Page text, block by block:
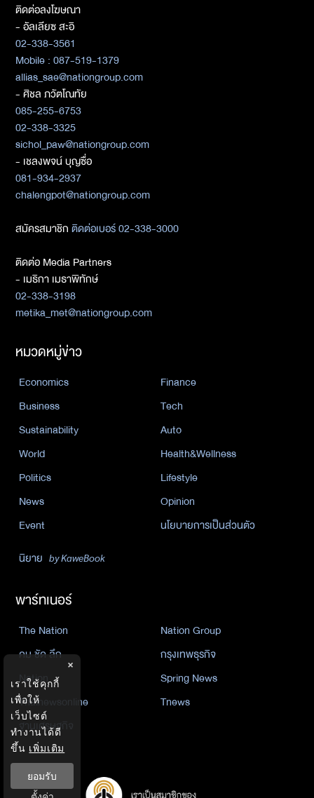
ติดต่อลงโฆษณา
- อัลเลียซ สะอิ
02-338-3561
Mobile : 087-519-1379
allias_sae@nationgroup.com
- ศิชล ภวัตโณทัย
085-255-6753
02-338-3325
sichol_paw@nationgroup.com
- เชลงพจน์ บุญซื่อ
081-934-2937
chalengpot@nationgroup.com
สมัครสมาชิกติดต่อเบอร์ 02-338-3000
ติดต่อ Media Partners
- เมธิกา เมธาพิทักษ์
02-338-3198
metika_met@nationgroup.com
หมวดหมู่ข่าว
Economics
Finance
Business
Tech
Sustainability
Auto
World
Health&Wellness
Politics
Lifestyle
News
Opinion
Event
นโยบายการเป็นส่วนตัว
นิยาย by KaweBook
พาร์ทเนอร์
The Nation
Nation Group
คม ชัด ลึก
กรุงเทพธุรกิจ
Nation
Spring News
Thainewsonline
Tnews
ฐานเศรษฐกิจ
×
เราใช้คุกกี้
เพื่อให้
เว็บไซต์
ทำงานได้ดี
ขึ้น เพิ่มเติม
ยอมรับ